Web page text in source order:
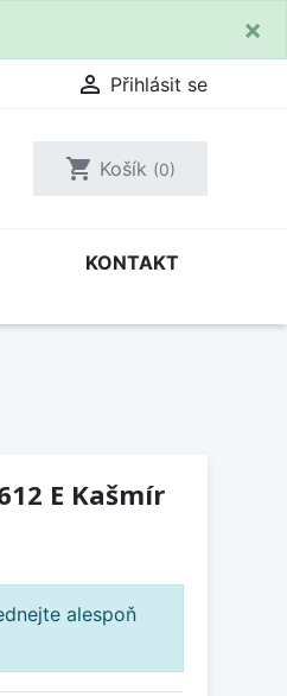
×
 Přihlásit se
shopping_cart Košík (0)
KONTAKT
E Kašmír
alespoň